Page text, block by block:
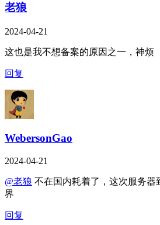
老狼
2024-04-21
这也是我不想备案的原因之一，神烦
回复
WebersonGao
2024-04-21
@老狼 不在国内耗着了，这次服务器
界
回复